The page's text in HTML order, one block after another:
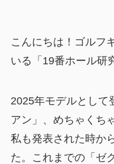
こんにちは！ゴルフ
いる「19番ホール研
2025年モデルとして
アン」、めちゃくち
私も発表された時か
た。これまでの「ゼ